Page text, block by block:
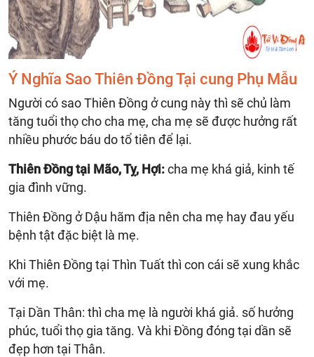
Ý Nghĩa Sao Thiên Đồng Tại cung Phụ Mẫu
Người có sao Thiên Đồng ở cung này thì sẽ chủ làm
tăng tuổi thọ cho cha mẹ, cha mẹ sẽ được hưởng rất
nhiều phước báu do tổ tiên để lại.
Thiên Đồng tại Mão, Tỵ, Hợi:cha mẹ khá giả, kinh tế
gia đình vững.
Thiên Đồng ở Dậu hãm địa nên cha mẹ hay đau yếu
bệnh tật đặc biệt là mẹ.
Khi Thiên Đồng tại Thìn Tuất thì con cái sẽ xung khắc
với mẹ.
Tại Dần Thân: thì cha mẹ là người khá giả. số hưởng
phúc, tuổi thọ gia tăng. Và khi Đồng đóng tại dần sẽ
đẹp hơn tại Thân.